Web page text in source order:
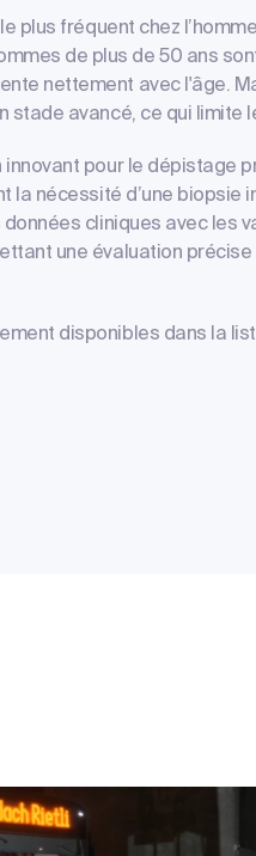
plus fréquent chez
de plus de 50 ans
nettement avec l'âge.
stade avancé, ce qui limite
pour le dépistage
la nécessité d’une biopsie
cliniques avec les
une évaluation
disponibles dans la